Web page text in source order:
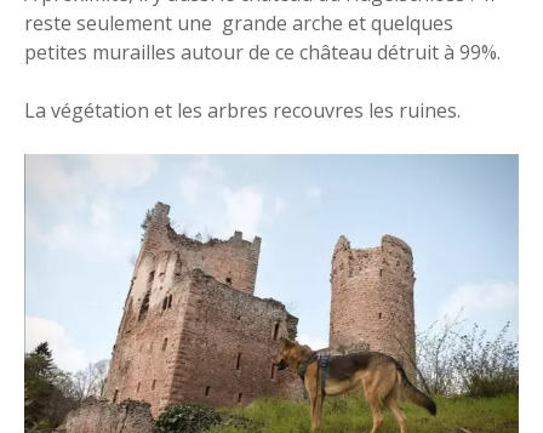
reste seulement une grande arche et quelques
petites murailles autour de ce château détruit à 99%.
La végétation et les arbres recouvres les ruines.